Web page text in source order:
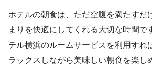
ホテルの朝食は、ただ空腹を満たすだ
まりを快適にしてくれる大切な時間で
テル横浜のルームサービスを利用すれ
ラックスしながら美味しい朝食を楽し